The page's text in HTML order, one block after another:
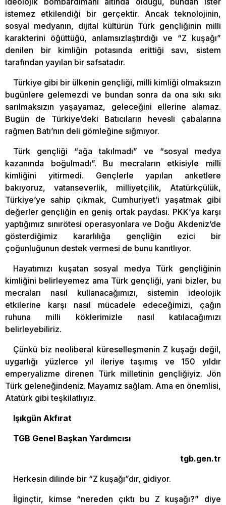
istemez etkilendiği bir gerçektir. Ancak teknolojinin,
sosyal medyanın, dijital kültürün Türk gençliğinin milli
karakterini öğüttüğü, anlamsızlaştırdığı ve “Z kuşağı”
denilen bir kimliğin potasında erittiği savı, sistem
tarafından yayılan bir safsatadır.
Türkiye gibi bir ülkenin gençliği, milli kimliği olmaksızın
bugünlere gelemezdi ve bundan sonra da ona sıkı sıkı
sarılmaksızın yaşayamaz, geleceğini ellerine alamaz.
Bugün de Türkiye’deki Batıcıların hevesli çabalarına
rağmen Batı’nın deli gömleğine sığmıyor.
Türk gençliği “ağa takılmadı” ve “sosyal medya
kazanında boğulmadı”. Bu mecraların etkisiyle milli
kimliğini yitirmedi. Gençlerle yapılan anketlere
bakıyoruz, vatanseverlik, milliyetçilik, Atatürkçülük,
Türkiye’ye sahip çıkmak, Cumhuriyet’i yaşatmak gibi
değerler gençliğin en geniş ortak paydası. PKK’ya karşı
yaptığımız sınırötesi operasyonlara ve Doğu Akdeniz’de
gösterdiğimiz kararlılığa gençliğin ezici bir
çoğunluğunun destek vermesi de bunu kanıtlıyor.
Hayatımızı kuşatan sosyal medya Türk gençliğinin
kimliğini belirleyemez ama Türk gençliği, yani bizler, bu
mecraları nasıl kullanacağımızı, sistemin ideolojik
etkilerine karşı nasıl mücadele edeceğimizi, çağın
ruhuna milli köklerimizle nasıl katılacağımızı
belirleyebiliriz.
Çünkü biz neoliberal küreselleşmenin Z kuşağı değil,
uygarlığı yüzlerce yıl ileriye taşımış ve 150 yıldır
emperyalizme direnen Türk milletinin gençliğiyiz. Jön
Türk geleneğindeniz. Mayamız sağlam. Ama en önemlisi,
Atatürk gibi teşkilatlıyız.
Işıkgün Akfırat
TGB Genel Başkan Yardımcısı
tgb.gen.tr
Herkesin dilinde bir “Z kuşağı”dır, gidiyor.
İlginçtir, kimse “nereden çıktı bu Z kuşağı?” diye